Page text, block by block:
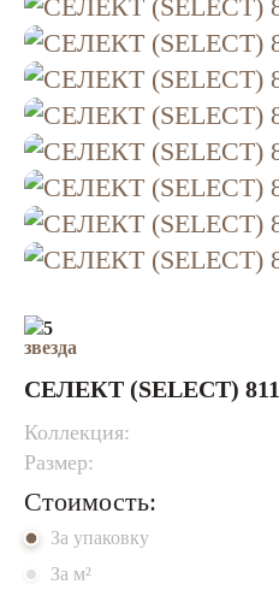
5
СЕЛЕКТ (SELECT)
Коллекция:
Размер:
Стоимость:
За упаковку
За м²